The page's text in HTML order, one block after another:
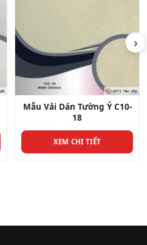
Mẫu Vải Dán Tường Ý C10-
29
XEM CHI TIẾT
›